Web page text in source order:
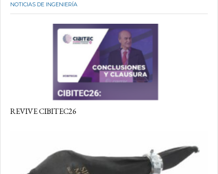
NOTICIAS DE INGENIERÍA
REVIVE CIBITEC26